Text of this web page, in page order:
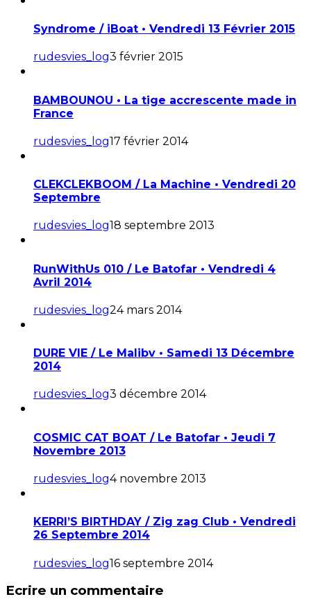
Syndrome / iBoat • Vendredi 13 Février 2015
rudesvies_log3 février 2015
BAMBOUNOU • La tige accrescente made in
France
rudesvies_log17 février 2014
CLEKCLEKBOOM / La Machine • Vendredi 20
Septembre
rudesvies_log18 septembre 2013
RunWithUs 010 / Le Batofar • Vendredi 4
Avril 2014
rudesvies_log24 mars 2014
DURE VIE / Le Malibv • Samedi 13 Décembre
2014
rudesvies_log3 décembre 2014
COSMIC CAT BOAT / Le Batofar • Jeudi 7
Novembre 2013
rudesvies_log4 novembre 2013
KERRI’S BIRTHDAY / Zig zag Club • Vendredi
26 Septembre 2014
rudesvies_log16 septembre 2014
Ecrire un commentaire